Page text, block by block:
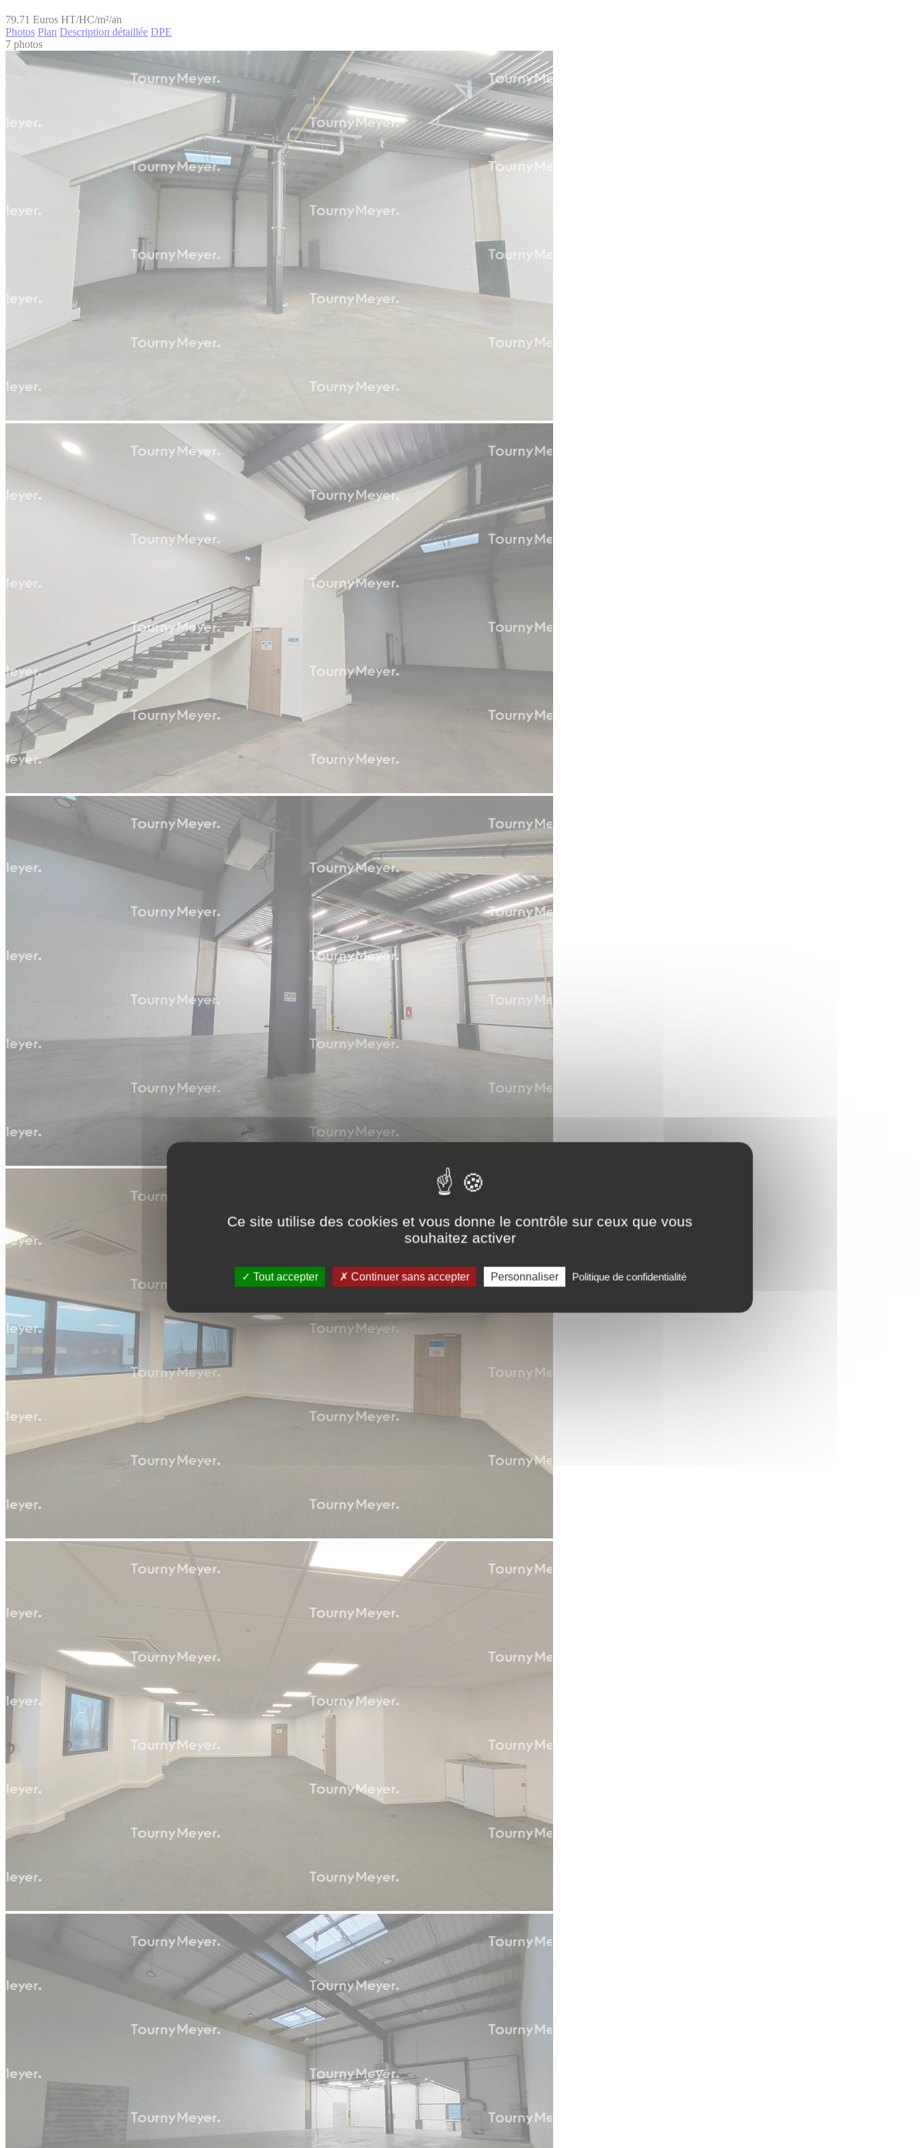
Ce site utilise des cookies et vous donne le contrôle sur ceux que vous
souhaitez activer
Tout accepter Continuer sans accepter Personnaliser Politique de confidentialité
79.71 Euros HT/HC/m²/an
Photos Plan Description détaillée DPE
7 photos